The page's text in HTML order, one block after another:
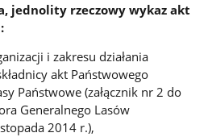
jednolity rzeczowy wykaz akt
i zakresu działania
akt Państwowego
Państwowe (załącznik nr 2 do
Generalnego Lasów
2014 r.),